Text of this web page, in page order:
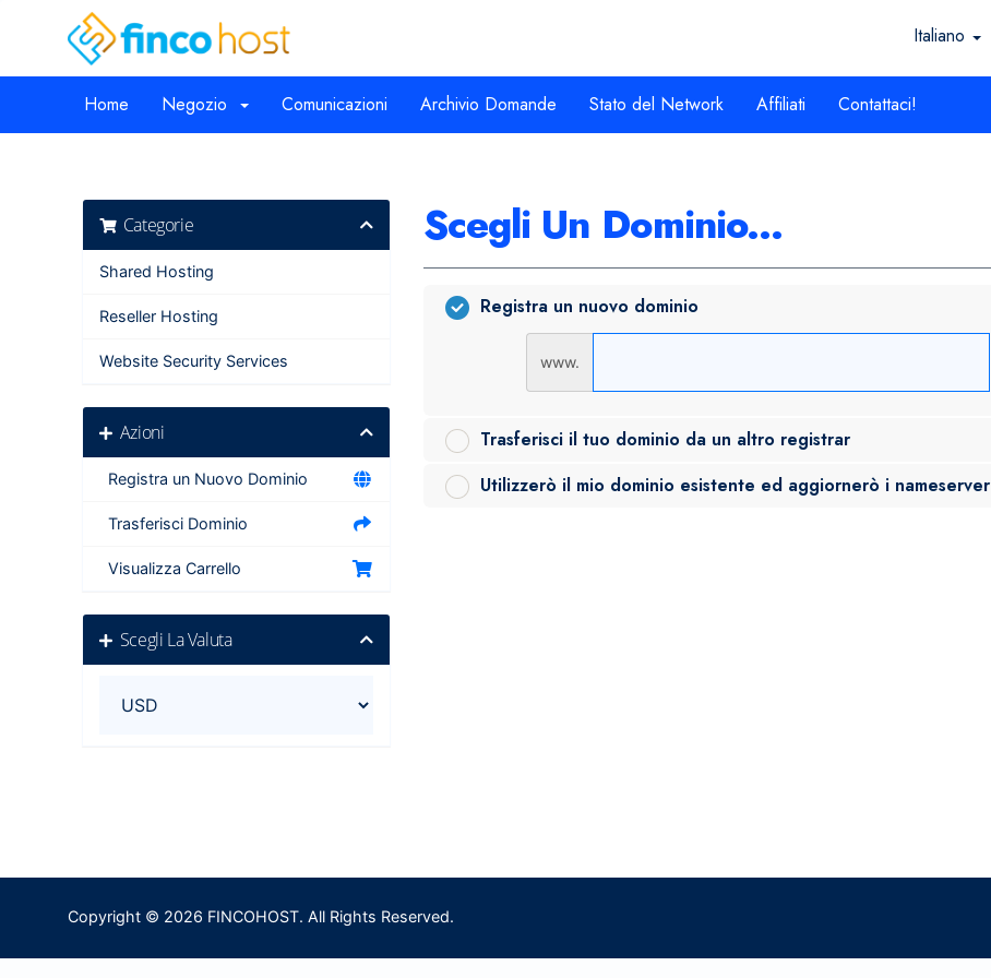
Italiano
Home Negozio Comunicazioni Archivio Domande Stato del Network Affiliati Contattaci!
Categorie
Shared Hosting
Reseller Hosting
Website Security Services
Azioni
Registra un Nuovo Dominio
Trasferisci Dominio
Visualizza Carrello
Scegli La Valuta
Scegli Un Dominio...
Registra un nuovo dominio
www.
Trasferisci il tuo dominio da un altro registrar
Utilizzerò il mio dominio esistente ed aggiornerò i nameserver
Copyright © 2026 FINCOHOST. All Rights Reserved.